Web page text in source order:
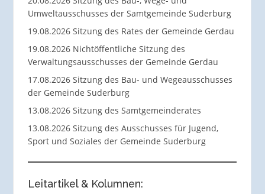
Umweltausschusses der Samtgemeinde Suderburg
19.08.2026 Sitzung des Rates der Gemeinde Gerdau
19.08.2026 Nichtöffentliche Sitzung des
Verwaltungsausschusses der Gemeinde Gerdau
17.08.2026 Sitzung des Bau- und Wegeausschusses
der Gemeinde Suderburg
13.08.2026 Sitzung des Samtgemeinderates
13.08.2026 Sitzung des Ausschusses für Jugend,
Sport und Soziales der Gemeinde Suderburg
Leitartikel & Kolumnen: